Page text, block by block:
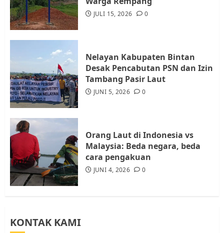
4
Diambil untuk Sekolah Rakyat
5
Warga Rempang Ajukan
Audiensi dengan Wali Kota
Batam, Soroti Aktivitas yang
Resahkan Warga
JULI 15, 2026 0
Nelayan Kabupaten Bintan
Desak Pencabutan PSN dan Izin
Tambang Pasir Laut
JUNI 5, 2026 0
Orang Laut di Indonesia vs
Malaysia: Beda negara, beda
cara pengakuan
JUNI 4, 2026 0
KONTAK KAMI